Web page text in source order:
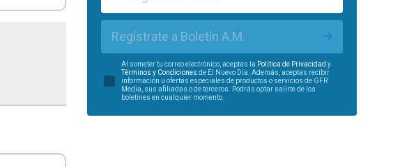
Regístrate a Boletín A.M.
Al someter tu correo electrónico, aceptas la Política de Privacidad y
Términos y Condiciones de El Nuevo Día. Además, aceptas recibir
información u ofertas especiales de productos o servicios de GFR
Media, sus afiliadas o de terceros. Podrás optar salirte de los
boletines en cualquier momento.